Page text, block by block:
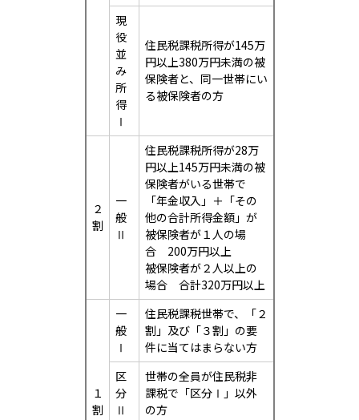
現
役
並
み
所
得
Ⅰ
住民税課税所得が145万
円以上380万円未満の被
保険者と、同一世帯にい
る被保険者の方
２
割
一
般
Ⅱ
住民税課税所得が28万
円以上145万円未満の被
保険者がいる世帯で
「年金収入」＋「その
他の合計所得金額」が
被保険者が１人の場
合 200万円以上
被保険者が２人以上の
場合 合計320万円以上
１
割
一
般
Ⅰ
住民税課税世帯で、「２
割」及び「３割」の要
件に当てはまらない方
区
分
Ⅱ
世帯の全員が住民税非
課税で「区分Ⅰ」以外
の方